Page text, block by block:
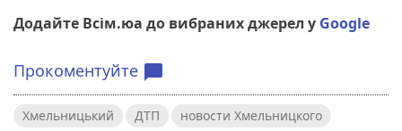
Додайте Всім.юа до вибраних джерел у Google
Прокоментуйте chat_bubble
Хмельницький ДТП новости Хмельницкого